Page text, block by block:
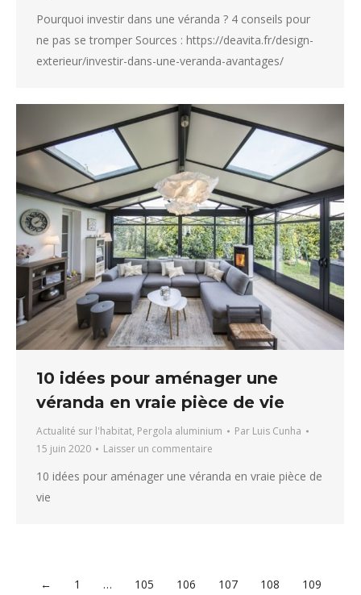
Pourquoi investir dans une véranda ? 4 conseils pour
ne pas se tromper Sources : https://deavita.fr/design-
exterieur/investir-dans-une-veranda-avantages/
10 idées pour aménager une
véranda en vraie pièce de vie
Actualité sur l'habitat, Pergola aluminium Par Luis Cunha
15 juin 2020
Laisser un commentaire
10 idées pour aménager une véranda en vraie pièce de
vie
← 1 … 105 106 107 108 109